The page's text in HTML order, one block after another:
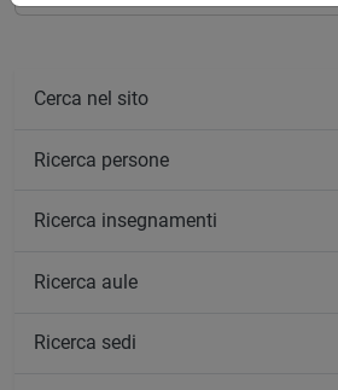
Cerca nel sito
Ricerca persone
Ricerca insegnamenti
Ricerca aule
Ricerca sedi